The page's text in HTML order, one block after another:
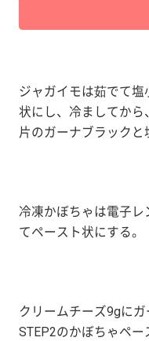
ジャガイモは茹でて
状にし、冷ましてから
片のガーナブラックと
冷凍かぼちゃは電子レ
てペースト状にする。
クリームチーズ9gにガ
STEP2のかぼちゃペー